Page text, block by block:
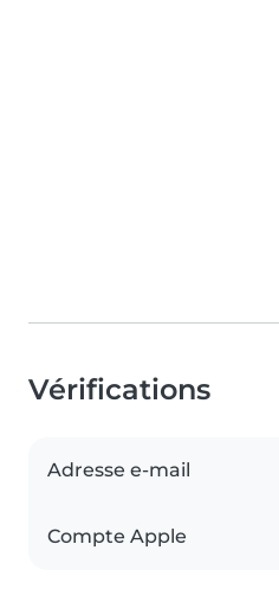
Vérifications
Adresse e-mail
Compte Apple